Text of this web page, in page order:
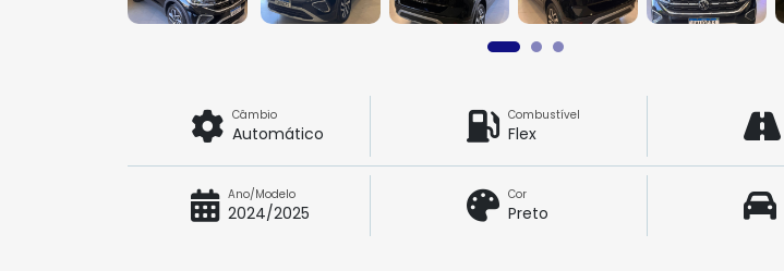
Câmbio
Automático
Combustível
Flex
Ano/Modelo
2024/2025
Cor
Preto